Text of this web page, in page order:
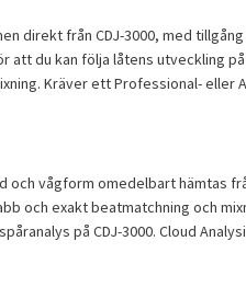
direkt från CDJ-3000, med
att du kan följa låtens utveckling
Kräver ett Professional- eller
och vågform omedelbart hämtas
och exakt beatmatchning och
på CDJ-3000. Cloud